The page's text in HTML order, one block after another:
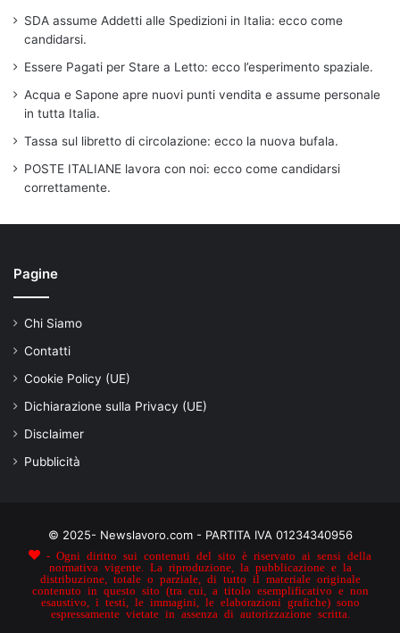
SDA assume Addetti alle Spedizioni in Italia: ecco come
candidarsi.
Essere Pagati per Stare a Letto: ecco l’esperimento spaziale.
Acqua e Sapone apre nuovi punti vendita e assume personale
in tutta Italia.
Tassa sul libretto di circolazione: ecco la nuova bufala.
POSTE ITALIANE lavora con noi: ecco come candidarsi
correttamente.
Pagine
Chi Siamo
Contatti
Cookie Policy (UE)
Dichiarazione sulla Privacy (UE)
Disclaimer
Pubblicità
© 2025- Newslavoro.com - PARTITA IVA 01234340956
- Ogni diritto sui contenuti del sito è riservato ai sensi della
normativa vigente. La riproduzione, la pubblicazione e la
distribuzione, totale o parziale, di tutto il materiale originale
contenuto in questo sito (tra cui, a titolo esemplificativo e non
esaustivo, i testi, le immagini, le elaborazioni grafiche) sono
espressamente vietate in assenza di autorizzazione scritta.